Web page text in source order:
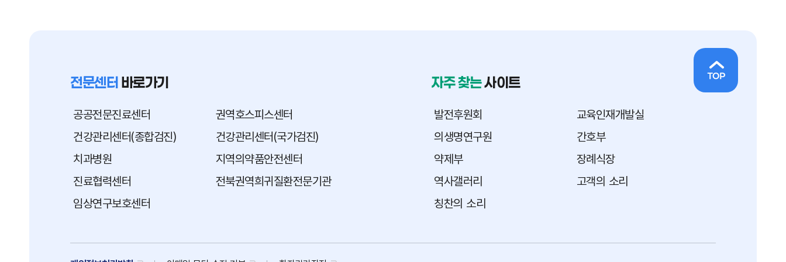
전문센터 바로가기
공공전문진료센터
권역호스피스센터
건강관리센터(종합검진)
건강관리센터(국가검진)
치과병원
지역의약품안전센터
진료협력센터
전북권역희귀질환전문기관
임상연구보호센터
자주 찾는사이트
발전후원회
교육인재개발실
의생명연구원
간호부
약제부
장례식장
역사갤러리
고객의 소리
칭찬의 소리